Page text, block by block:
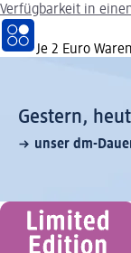
Verfügbarkeit in
Je 2 Euro
Gestern,
unser dm-